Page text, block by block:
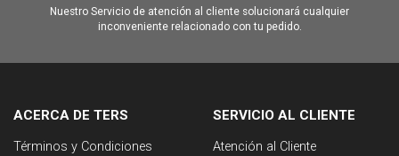
Nuestro Servicio de atención al cliente solucionará cualquier
inconveniente relacionado con tu pedido.
ACERCA DE TERS
Términos y Condiciones
SERVICIO AL CLIENTE
Atención al Cliente